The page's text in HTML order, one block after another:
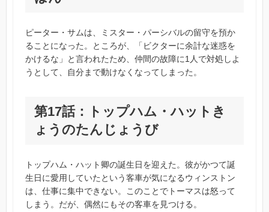
ピーター・サムは、ミスター・パーシバルの留守を預か
ることになった。ところが、「ビクターに余計な迷惑を
かけるな」と言われたため、仲間の故障に1人で対処しよ
うとして、自分まで動けなくなってしまった。
第17話：トップハム・ハットき
ょうのたんじょうび
トップハム・ハット卿の誕生日を迎えた。彼がかつて誕
生日に愛用していたという客車が気になるウィンストン
は、仕事に集中できない。このことでトーマスは怒って
しまう。だが、偶然にもその客車を見つける。